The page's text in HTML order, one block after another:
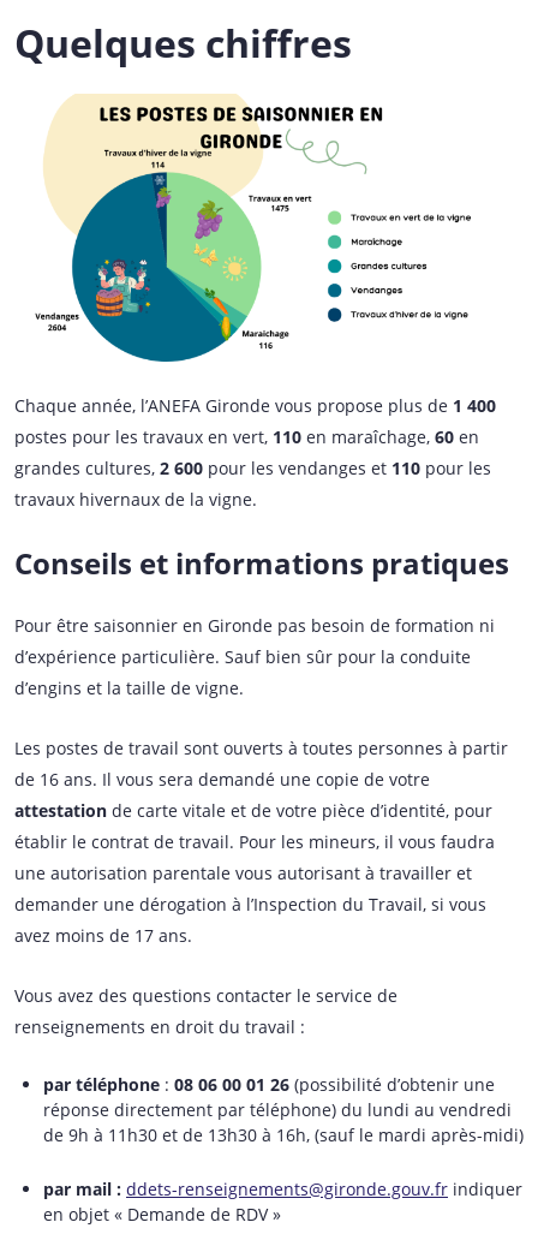
Quelques chiffres
Chaque année, l’ANEFA Gironde vous propose plus de 1 400
postes pour les travaux en vert, 110 en maraîchage, 60 en
grandes cultures, 2 600 pour les vendanges et 110 pour les
travaux hivernaux de la vigne.
Conseils et informations pratiques
Pour être saisonnier en Gironde pas besoin de formation ni
d’expérience particulière. Sauf bien sûr pour la conduite
d’engins et la taille de vigne.
Les postes de travail sont ouverts à toutes personnes à partir
de 16 ans. Il vous sera demandé une copie de votre
attestation de carte vitale et de votre pièce d’identité, pour
établir le contrat de travail. Pour les mineurs, il vous faudra
une autorisation parentale vous autorisant à travailler et
demander une dérogation à l’Inspection du Travail, si vous
avez moins de 17 ans.
Vous avez des questions contacter le service de
renseignements en droit du travail :
par téléphone : 08 06 00 01 26 (possibilité d’obtenir une
réponse directement par téléphone) du lundi au vendredi
de 9h à 11h30 et de 13h30 à 16h, (sauf le mardi après-midi)
par mail : ddets-renseignements@gironde.gouv.fr indiquer
en objet « Demande de RDV »